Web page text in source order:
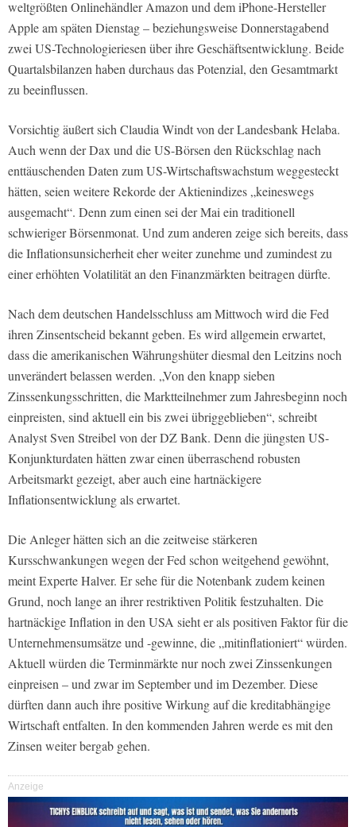
weltgrößten Onlinehändler Amazon und dem iPhone-Hersteller
Apple am späten Dienstag – beziehungsweise Donnerstagabend
zwei US-Technologieriesen über ihre Geschäftsentwicklung. Beide
Quartalsbilanzen haben durchaus das Potenzial, den Gesamtmarkt
zu beeinflussen.
Vorsichtig äußert sich Claudia Windt von der Landesbank Helaba.
Auch wenn der Dax und die US-Börsen den Rückschlag nach
enttäuschenden Daten zum US-Wirtschaftswachstum weggesteckt
hätten, seien weitere Rekorde der Aktienindizes „keineswegs
ausgemacht“. Denn zum einen sei der Mai ein traditionell
schwieriger Börsenmonat. Und zum anderen zeige sich bereits, dass
die Inflationsunsicherheit eher weiter zunehme und zumindest zu
einer erhöhten Volatilität an den Finanzmärkten beitragen dürfte.
Nach dem deutschen Handelsschluss am Mittwoch wird die Fed
ihren Zinsentscheid bekannt geben. Es wird allgemein erwartet,
dass die amerikanischen Währungshüter diesmal den Leitzins noch
unverändert belassen werden. „Von den knapp sieben
Zinssenkungsschritten, die Marktteilnehmer zum Jahresbeginn noch
einpreisten, sind aktuell ein bis zwei übriggeblieben“, schreibt
Analyst Sven Streibel von der DZ Bank. Denn die jüngsten US-
Konjunkturdaten hätten zwar einen überraschend robusten
Arbeitsmarkt gezeigt, aber auch eine hartnäckigere
Inflationsentwicklung als erwartet.
Die Anleger hätten sich an die zeitweise stärkeren
Kursschwankungen wegen der Fed schon weitgehend gewöhnt,
meint Experte Halver. Er sehe für die Notenbank zudem keinen
Grund, noch lange an ihrer restriktiven Politik festzuhalten. Die
hartnäckige Inflation in den USA sieht er als positiven Faktor für die
Unternehmensumsätze und -gewinne, die „mitinflationiert“ würden.
Aktuell würden die Terminmärkte nur noch zwei Zinssenkungen
einpreisen – und zwar im September und im Dezember. Diese
dürften dann auch ihre positive Wirkung auf die kreditabhängige
Wirtschaft entfalten. In den kommenden Jahren werde es mit den
Zinsen weiter bergab gehen.
Anzeige